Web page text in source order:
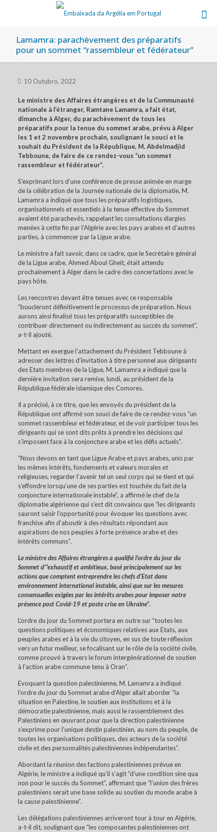
Lamamra: parachèvement des préparatifs
pour un sommet “rassembleur et fédérateur”
10 Outubro, 2022
Le ministre des Affaires étrangères et de la Communauté
nationale à l’étranger, Ramtane Lamamra, a fait état,
dimanche à Alger, du parachèvement de tous les
préparatifs pour la tenue du sommet arabe, prévu à Alger
les 1 et 2 novembre prochain, soulignant le souci et le
souhait du Président de la République, M. Abdelmadjid
Tebboune, de faire de ce rendez-vous “un sommet
rassembleur et fédérateur”.
S’exprimant lors d’une conférence de presse animée en marge
de la célébration de la Journée nationale de la diplomatie, M.
Lamamra a indiqué que tous les préparatifs logistiques,
organisationnels et essentiels à la tenue effective du Sommet
avaient été parachevés, rappelant les consultations élargies
menées à cette fin par l’Algérie avec les pays arabes et d’autres
parties, à commencer par la Ligue arabe.
Le ministre a fait savoir, dans ce cadre, que le Secrétaire général
de la Ligue arabe, Ahmed Aboul Gheit, était attendu
prochainement à Alger dans le cadre des concertations avec le
pays hôte.
Les rencontres devant être tenues avec ce responsable
“boucleront définitivement le processus de préparation. Nous
aurons ainsi finalisé tous les préparatifs susceptibles de
contribuer directement ou indirectement au succès du sommet”,
a-t-il ajouté.
Mettant en exergue l’attachement du Président Tebboune à
adresser des lettres d’invitation à titre personnel aux dirigeants
des Etats membres de la Ligue, M. Lamamra a indiqué que la
dernière invitation sera remise, lundi, au président de la
République fédérale islamique des Comores.
Il a précisé, à ce titre, que les envoyés du président de la
République ont affirmé son souci de faire de ce rendez-vous “un
sommet rassembleur et fédérateur, et de voir participer tous les
dirigeants qui se sont dits prêts à prendre les décisions qui
s’imposent face à la conjoncture arabe et les défis actuels”.
“Nous devons en tant que Ligue Arabe et pays arabes, unis par
les mêmes intérêts, fondements et valeurs morales et
religieuses, regarder l’avenir tel un seul corps qui se tient et qui
s’effondre lorsqu’une de ses parties est touchée du fait de la
conjoncture internationale instable”, a affirmé le chef de la
diplomatie algérienne qui s’est dit convaincu que “les dirigeants
sauront saisir l’opportunité pour évoquer les questions avec
franchise afin d’aboutir à des résultats répondant aux
aspirations de nos peuples à forte présence arabe et des
intérêts communs”.
Le ministre des Affaires étrangères a qualifié l’ordre du jour du
Sommet d’”exhaustif et ambitieux, basé principalement sur les
actions que comptent entreprendre les chefs d’Etat dans
environnement international instable, ainsi que sur les mesures
consensuelles exigées par les intérêts arabes pour imposer notre
présence post Covid-19 et poste crise en Ukraine”.
L’ordre du jour du Sommet portera en outre sur “toutes les
questions politiques et économiques relatives aux Etats, aux
peuples arabes et à la vie du citoyen, en sus de toute réflexion
vers un futur meilleur, se focalisant sur le rôle de la société civile,
comme prouvé à travers le forum intergénérationnel de soutien
à l’action arabe commune tenu à Oran”.
Evoquant la question palestinienne, M. Lamamra a indiqué
l’ordre du jour du Sommet arabe d’Alger allait aborder “la
situation en Palestine, le soutien aux institutions et à la
démocratie palestinienne, mais aussi le rassemblement des
Palestiniens en œuvrant pour que la direction palestinienne
s’exprime pour l’unique destin palestinien, au nom du peuple, de
toutes les organisations politiques, des acteurs de la société
civile et des personnalités palestiniennes indépendantes”.
Abordant la réunion des factions palestiniennes prévue en
Algérie, le ministre a indiqué qu’il s’agit “d’une condition sine qua
non pour le succès du Sommet”, affirmant que “l’union des frères
palestiniens serait une base solide au soutien du monde arabe à
la cause palestinienne”.
Les délégations palestiniennes arriveront tour à tour en Algérie,
a-t-il dit, soulignant que “les composantes palestiniennes ont